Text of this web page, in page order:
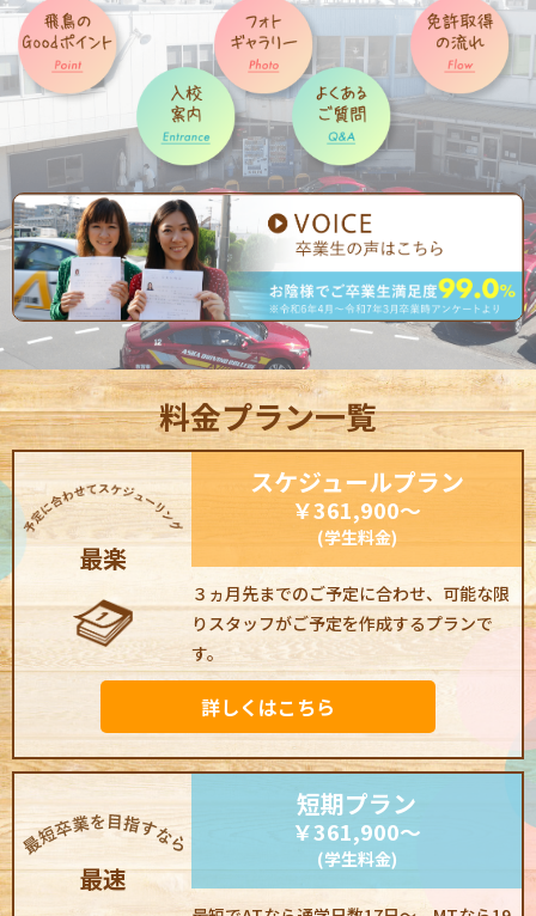
料金プラン一覧
最楽
スケジュールプラン
￥361,900～
(学生料金)
３ヵ月先までのご予定に合わせ、可能な限
りスタッフがご予定を作成するプランで
す。
詳しくはこちら
最速
短期プラン
￥361,900～
(学生料金)